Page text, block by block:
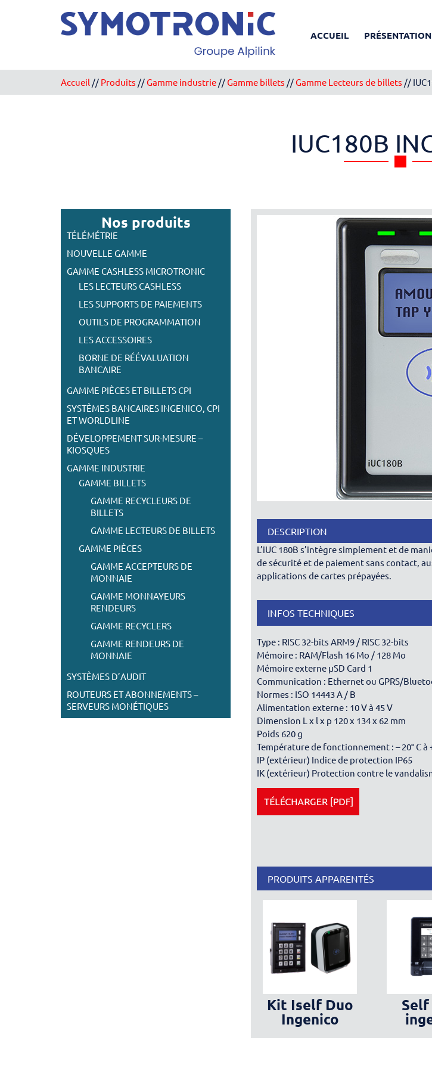
ACCUEIL PRÉSENTATION
Accueil // Produits //Gamme industrie //Gamme billets //Gamme Lecteurs de billets //
IUC180B
Nos produits
TÉLÉMÉTRIE
NOUVELLE GAMME
GAMME CASHLESS MICROTRONIC
LES LECTEURS CASHLESS
LES SUPPORTS DE PAIEMENTS
OUTILS DE PROGRAMMATION
LES ACCESSOIRES
BORNE DE RÉÉVALUATION
BANCAIRE
GAMME PIÈCES ET BILLETS CPI
SYSTÈMES BANCAIRES INGENICO, CPI
ET WORLDLINE
DÉVELOPPEMENT SUR-MESURE –
KIOSQUES
GAMME INDUSTRIE
GAMME BILLETS
GAMME RECYCLEURS DE
BILLETS
GAMME LECTEURS DE BILLETS
GAMME PIÈCES
GAMME ACCEPTEURS DE
MONNAIE
GAMME MONNAYEURS
RENDEURS
GAMME RECYCLERS
GAMME RENDEURS DE
MONNAIE
SYSTÈMES D’AUDIT
ROUTEURS ET ABONNEMENTS –
SERVEURS MONÉTIQUES
DESCRIPTION
L’iUC 180B s’intègre simplement et de
de sécurité et de paiement sans contact,
applications de cartes prépayées.
INFOS TECHNIQUES
Type : RISC 32-bits ARM9 / RISC 32-bits
Mémoire : RAM/Flash 16 Mo / 128 Mo
Mémoire externe μSD Card 1
Communication : Ethernet ou GPRS/
Normes : ISO 14443 A / B
Alimentation externe : 10 V à 45 V
Dimension L x l x p 120 x 134 x 62 mm
Poids 620 g
Température de fonctionnement : – 20° C à
IP (extérieur) Indice de protection IP65
IK (extérieur) Protection contre le
PRODUITS APPARENTÉS
Kit Iself Duo
Ingenico
Self